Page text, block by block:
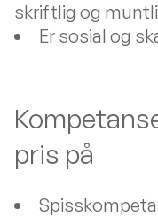
skriftlig og
Er sosial og
pris på